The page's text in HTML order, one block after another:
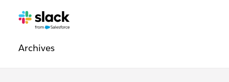
Navigation
légale
Pages
Archivessupplémentaires